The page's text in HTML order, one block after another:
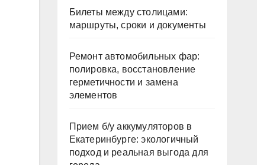
Билеты между столицами:
маршруты, сроки и документы
Ремонт автомобильных фар:
полировка, восстановление
герметичности и замена
элементов
Прием б/у аккумуляторов в
Екатеринбурге: экологичный
подход и реальная выгода для